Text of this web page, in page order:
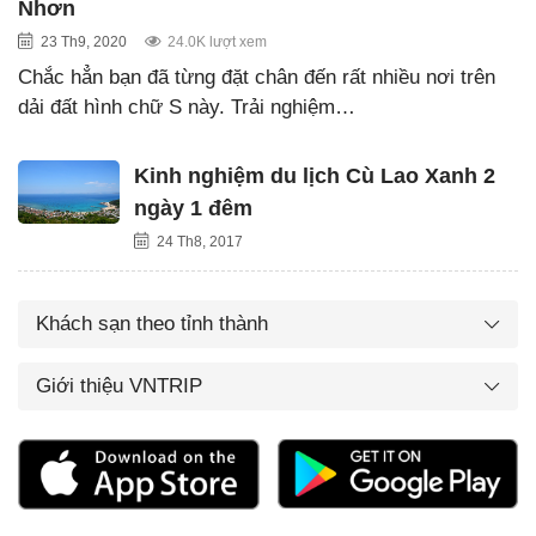
Nhơn
23 Th9, 2020 24.0K lượt xem
Chắc hẳn bạn đã từng đặt chân đến rất nhiều nơi trên
dải đất hình chữ S này. Trải nghiệm…
Kinh nghiệm du lịch Cù Lao Xanh 2
ngày 1 đêm
24 Th8, 2017
Khách sạn theo tỉnh thành
Giới thiệu VNTRIP